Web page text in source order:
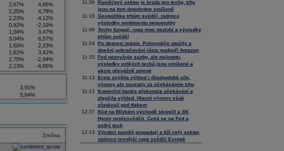
2,67%
4,85%
2,25%
4,78%
2,23%
-4,12%
0,92%
-2,10%
1,04%
3,47%
3,04%
6,57%
1,60%
2,23%
1,62%
3,42%
2,70%
-2,94%
2,13%
-4,95%
4,09%
11,61%
3,91%
5,64%
Změna
-
11:26
Paměťový sektor je brzda pro techy, trhy
jsou na tom dopoledne smíšeně
11:19
Geopolitika trhům svědčí, zatímco
výsledky sentimentu nepomohly
11:46
Techy fungují, ropa moc nezlobí a výsledky
trhům svědčí
11:24
Po depresi mánie. Polovodiče otočily a
dnešní pokračování růstu podpoří Amazon
11:15
Fed nezvyšuje sazby, ale nejistotu,
výsledky velkých techů jsou smíšené a
akcie převážně zelené
11:13
Erste zvýšila výhled i dlouhodobé cíle,
výnosy ale zaostaly za očekáváním trhu
11:12
Komerční banka překonala očekávání a
zlepšila výhled. Hlavní výnosy však
zůstávají pod tlakem
12:37
Klid na Blízkém východě skončil a SK
Hynix nepřesvědčil. Čeká se na Fed a
velký tech
12:13
Výrobci pamětí propadají a tíží celý sektor,
zatímco levnější ropa svědčí Evropě